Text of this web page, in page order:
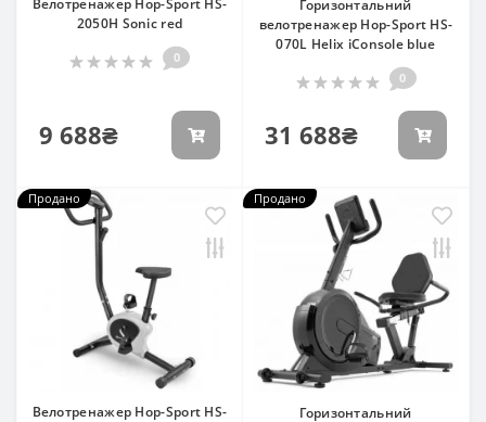
Велотренажер Hop-Sport HS-
2050H Sonic red
0
9 688₴
Горизонтальний
велотренажер Hop-Sport HS-
070L Helix iConsole blue
0
31 688₴
Продано
Велотренажер Hop-Sport HS-
Продано
Горизонтальний